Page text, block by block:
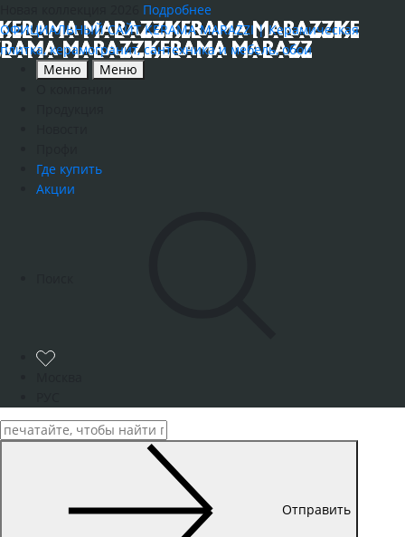
Подробнее
ОФИЦИАЛЬНЫЙ САЙТ KERAMA MARAZZI | Керамическая
плитка, керамогранит, сантехника и мебель, обои
Меню
Меню
Где купить
Акции
Отправить